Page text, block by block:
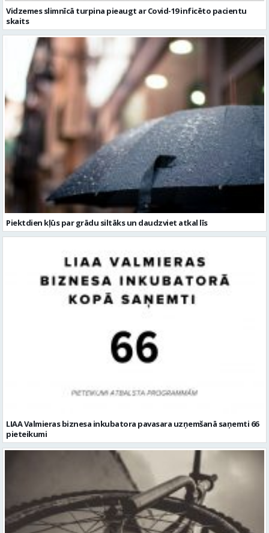
Vidzemes slimnīcā turpina pieaugt ar Covid-19 inficēto pacientu
skaits
Piektdien kļūs par grādu siltāks un daudzviet atkal līs
LIAA Valmieras biznesa inkubatora pavasara uzņemšanā saņemti 66
pieteikumi